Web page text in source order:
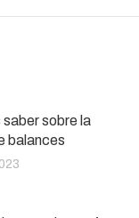
sobre la
balances